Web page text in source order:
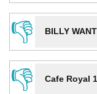
👎
BILLY
👎
Cafe Royal